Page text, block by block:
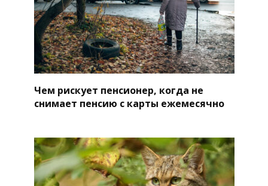
Чем рискует пенсионер, когда не
снимает пенсию с карты ежемесячно